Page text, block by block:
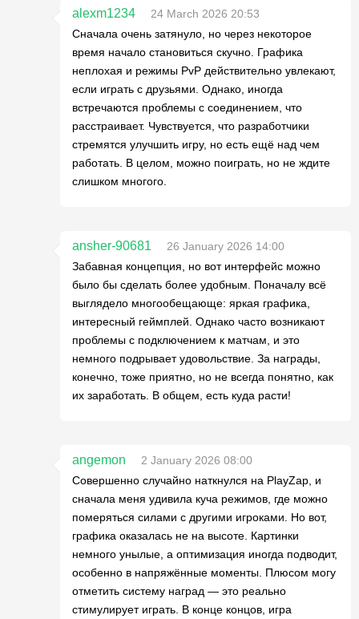
alexm1234
24 March 2026 20:53
Сначала очень затянуло, но через некоторое
время начало становиться скучно. Графика
неплохая и режимы PvP действительно увлекают,
если играть с друзьями. Однако, иногда
встречаются проблемы с соединением, что
расстраивает. Чувствуется, что разработчики
стремятся улучшить игру, но есть ещё над чем
работать. В целом, можно поиграть, но не ждите
слишком многого.
ansher-90681
26 January 2026 14:00
Забавная концепция, но вот интерфейс можно
было бы сделать более удобным. Поначалу всё
выглядело многообещающе: яркая графика,
интересный геймплей. Однако часто возникают
проблемы с подключением к матчам, и это
немного подрывает удовольствие. За награды,
конечно, тоже приятно, но не всегда понятно, как
их заработать. В общем, есть куда расти!
angemon
2 January 2026 08:00
Совершенно случайно наткнулся на PlayZap, и
сначала меня удивила куча режимов, где можно
померяться силами с другими игроками. Но вот,
графика оказалась не на высоте. Картинки
немного унылые, а оптимизация иногда подводит,
особенно в напряжённые моменты. Плюсом могу
отметить систему наград — это реально
стимулирует играть. В конце концов, игра